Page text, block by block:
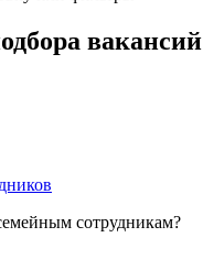
вакансий
сотрудникам?